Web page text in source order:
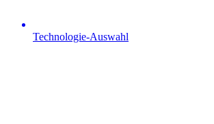
Technologie-Auswahl